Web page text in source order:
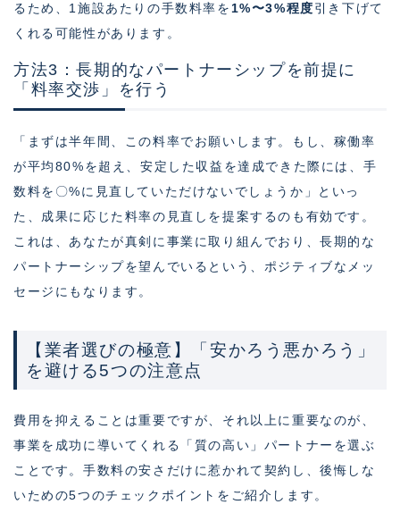
るため、1施設あたりの手数料率を 1%〜3%程度引き下げて
くれる可能性があります。
方法3：長期的なパートナーシップを前提に
「料率交渉」を行う
「まずは半年間、この料率でお願いします。もし、稼働率
が平均80%を超え、安定した収益を達成できた際には、手
数料を〇%に見直していただけないでしょうか」といっ
た、成果に応じた料率の見直しを提案するのも有効です。
これは、あなたが真剣に事業に取り組んでおり、長期的な
パートナーシップを望んでいるという、ポジティブなメッ
セージにもなります。
【業者選びの極意】「安かろう悪かろう」
を避ける5つの注意点
費用を抑えることは重要ですが、それ以上に重要なのが、
事業を成功に導いてくれる「質の高い」パートナーを選ぶ
ことです。手数料の安さだけに惹かれて契約し、後悔しな
いための5つのチェックポイントをご紹介します。